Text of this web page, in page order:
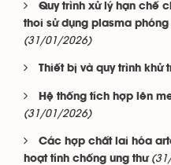
Quy trình xử lý hạn chế
thoi sử dụng plasma
(31/01/2026)
Thiết bị và quy trình khử
Hệ thống tích hợp lên
(31/01/2026)
Các hợp chất lai hóa
hoạt tính chống ung thư